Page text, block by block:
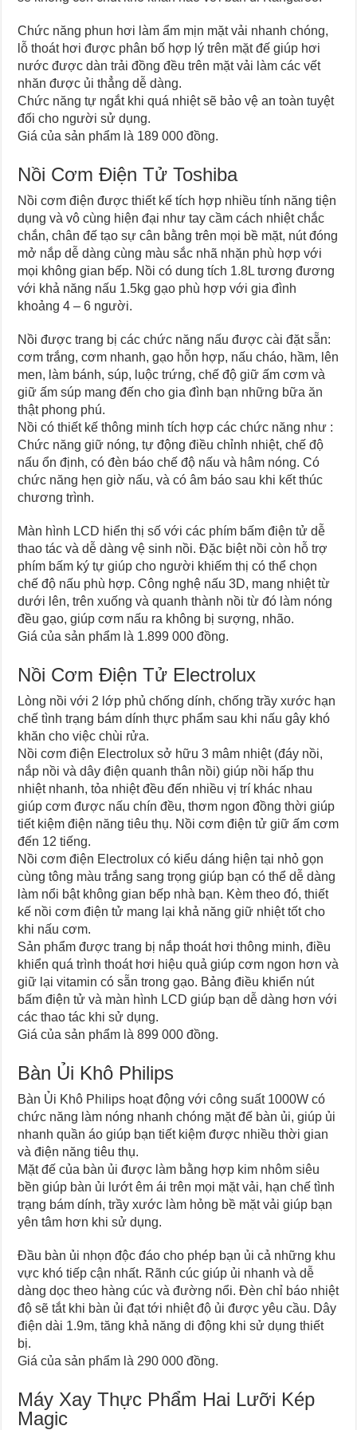
Chức năng phun hơi làm ẩm mịn mặt vải nhanh chóng,
lỗ thoát hơi được phân bố hợp lý trên mặt đế giúp hơi
nước được dàn trải đồng đều trên mặt vải làm các vết
nhăn được ủi thẳng dễ dàng.
Chức năng tự ngắt khi quá nhiệt sẽ bảo vệ an toàn tuyệt
đối cho người sử dụng.
Giá của sản phẩm là 189 000 đồng.
Nồi Cơm Điện Tử Toshiba
Nồi cơm điện được thiết kế tích hợp nhiều tính năng tiện
dụng và vô cùng hiện đại như tay cầm cách nhiệt chắc
chắn, chân đế tạo sự cân bằng trên mọi bề mặt, nút đóng
mở nắp dễ dàng cùng màu sắc nhã nhặn phù hợp với
mọi không gian bếp. Nồi có dung tích 1.8L tương đương
với khả năng nấu 1.5kg gạo phù hợp với gia đình
khoảng 4 – 6 người.
Nồi được trang bị các chức năng nấu được cài đặt sẵn:
cơm trắng, cơm nhanh, gạo hỗn hợp, nấu cháo, hầm, lên
men, làm bánh, súp, luộc trứng, chế độ giữ ấm cơm và
giữ ấm súp mang đến cho gia đình bạn những bữa ăn
thật phong phú.
Nồi có thiết kế thông minh tích hợp các chức năng như :
Chức năng giữ nóng, tự động điều chỉnh nhiệt, chế độ
nấu ổn định, có đèn báo chế độ nấu và hâm nóng. Có
chức năng hẹn giờ nấu, và có âm báo sau khi kết thúc
chương trình.
Màn hình LCD hiển thị số với các phím bấm điện tử dễ
thao tác và dễ dàng vệ sinh nồi. Đặc biệt nồi còn hỗ trợ
phím bấm ký tự giúp cho người khiếm thị có thể chọn
chế độ nấu phù hợp. Công nghệ nấu 3D, mang nhiệt từ
dưới lên, trên xuống và quanh thành nồi từ đó làm nóng
đều gạo, giúp cơm nấu ra không bị sượng, nhão.
Giá của sản phẩm là 1.899 000 đồng.
Nồi Cơm Điện Tử Electrolux
Lòng nồi với 2 lớp phủ chống dính, chống trầy xước hạn
chế tình trạng bám dính thực phẩm sau khi nấu gây khó
khăn cho việc chùi rửa.
Nồi cơm điện Electrolux sở hữu 3 mâm nhiệt (đáy nồi,
nắp nồi và dây điện quanh thân nồi) giúp nồi hấp thu
nhiệt nhanh, tỏa nhiệt đều đến nhiều vị trí khác nhau
giúp cơm được nấu chín đều, thơm ngon đồng thời giúp
tiết kiệm điện năng tiêu thụ. Nồi cơm điện tử giữ ấm cơm
đến 12 tiếng.
Nồi cơm điện Electrolux có kiểu dáng hiện tại nhỏ gọn
cùng tông màu trắng sang trọng giúp bạn có thể dễ dàng
làm nổi bật không gian bếp nhà bạn. Kèm theo đó, thiết
kế nồi cơm điện tử mang lại khả năng giữ nhiệt tốt cho
khi nấu cơm.
Sản phẩm được trang bị nắp thoát hơi thông minh, điều
khiển quá trình thoát hơi hiệu quả giúp cơm ngon hơn và
giữ lại vitamin có sẵn trong gạo. Bảng điều khiển nút
bấm điện tử và màn hình LCD giúp bạn dễ dàng hơn với
các thao tác khi sử dụng.
Giá của sản phẩm là 899 000 đồng.
Bàn Ủi Khô Philips
Bàn Ủi Khô Philips hoạt động với công suất 1000W có
chức năng làm nóng nhanh chóng mặt đế bàn ủi, giúp ủi
nhanh quần áo giúp bạn tiết kiệm được nhiều thời gian
và điện năng tiêu thụ.
Mặt đế của bàn ủi được làm bằng hợp kim nhôm siêu
bền giúp bàn ủi lướt êm ái trên mọi mặt vải, hạn chế tình
trạng bám dính, trầy xước làm hỏng bề mặt vải giúp bạn
yên tâm hơn khi sử dụng.
Đầu bàn ủi nhọn độc đáo cho phép bạn ủi cả những khu
vực khó tiếp cận nhất. Rãnh cúc giúp ủi nhanh và dễ
dàng dọc theo hàng cúc và đường nổi. Đèn chỉ báo nhiệt
độ sẽ tắt khi bàn ủi đạt tới nhiệt độ ủi được yêu cầu. Dây
điện dài 1.9m, tăng khả năng di động khi sử dụng thiết
bị.
Giá của sản phẩm là 290 000 đồng.
Máy Xay Thực Phẩm Hai Lưỡi Kép
Magic